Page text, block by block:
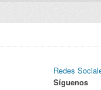
Redes
Síguenos